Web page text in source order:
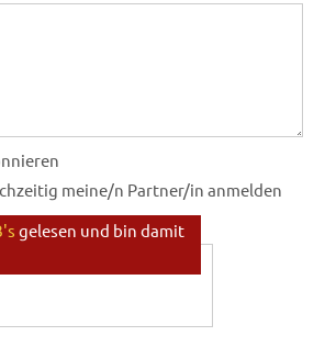
meine/n Partner/in anmelden
in:
ist bereits registriert
aus)
gelesen und bin damit